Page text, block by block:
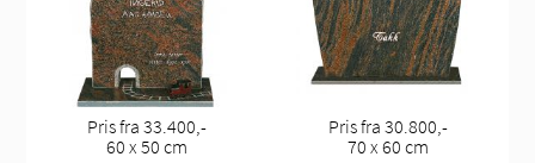
Pris fra 33.400,-
60 x 50 cm
Pris fra 30.800,-
70 x 60 cm